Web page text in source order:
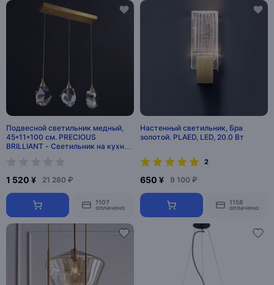
Подвесной светильник медный,
45*11*100 см. PRECIOUS
BRILLIANT - Cветильник на кухню
1 520 ¥ 21 280 ₽
1107
оплачено
Настенный светильник, Бра
золотой. PLAED, LED, 20.0 Вт
2
650 ¥ 9 100 ₽
1158
оплачено